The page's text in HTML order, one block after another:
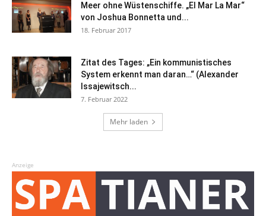
Meer ohne Wüstenschiffe. „El Mar La Mar“
von Joshua Bonnetta und...
18. Februar 2017
Zitat des Tages: „Ein kommunistisches
System erkennt man daran…“ (Alexander
Issajewitsch...
7. Februar 2022
Mehr laden
Anzeige